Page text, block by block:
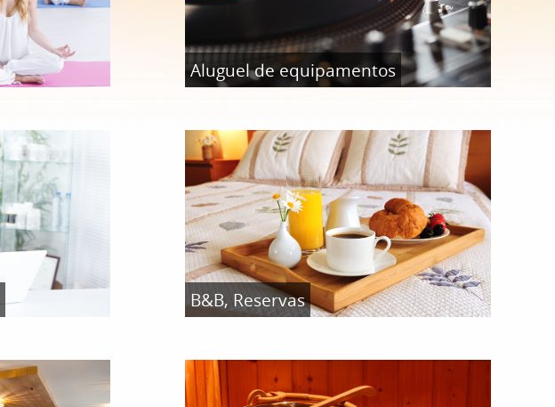
Aluguel de equipamentos
B&B, Reservas